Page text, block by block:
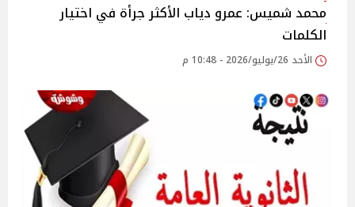
محمد شميس: عمرو دياب الأكثر جرأة في اختيار
الكلمات
الأحد 26/يوليو/2026 - 10:48 م